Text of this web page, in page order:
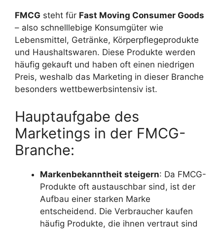
FMCG steht für Fast Moving Consumer Goods
– also schnelllebige Konsumgüter wie
Lebensmittel, Getränke, Körperpflegeprodukte
und Haushaltswaren. Diese Produkte werden
häufig gekauft und haben oft einen niedrigen
Preis, weshalb das Marketing in dieser Branche
besonders wettbewerbsintensiv ist.
Hauptaufgabe des
Marketings in der FMCG-
Branche:
Markenbekanntheit steigern: Da FMCG-
Produkte oft austauschbar sind, ist der
Aufbau einer starken Marke
entscheidend. Die Verbraucher kaufen
häufig Produkte, die ihnen vertraut sind